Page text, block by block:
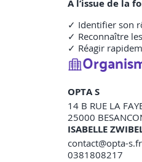
A l’issue de la
✓ Identifier son
✓ Reconnaître
✓ Réagir
OPTA S
14 B RUE LA
25000
ISABELLE
contact@opta-s.fr
0381808217